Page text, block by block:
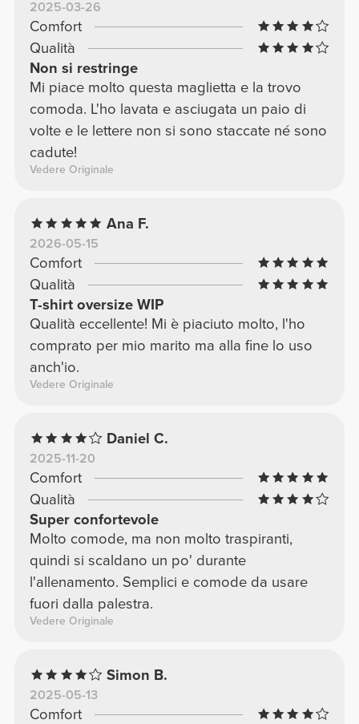
2025-03-26
Comfort
Qualità
Non si restringe
Mi piace molto questa maglietta e la trovo
comoda. L'ho lavata e asciugata un paio di
volte e le lettere non si sono staccate né sono
cadute!
Vedere Originale
Ana F.
2026-05-15
Comfort
Qualità
T-shirt oversize WIP
Qualità eccellente! Mi è piaciuto molto, l'ho
comprato per mio marito ma alla fine lo uso
anch'io.
Vedere Originale
Daniel C.
2025-11-20
Comfort
Qualità
Super confortevole
Molto comode, ma non molto traspiranti,
quindi si scaldano un po' durante
l'allenamento. Semplici e comode da usare
fuori dalla palestra.
Vedere Originale
Simon B.
2025-05-13
Comfort